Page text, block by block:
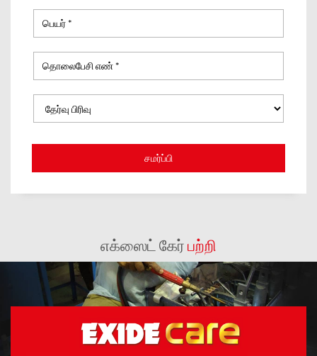
எக்ஸைட் கேர்பற்றி